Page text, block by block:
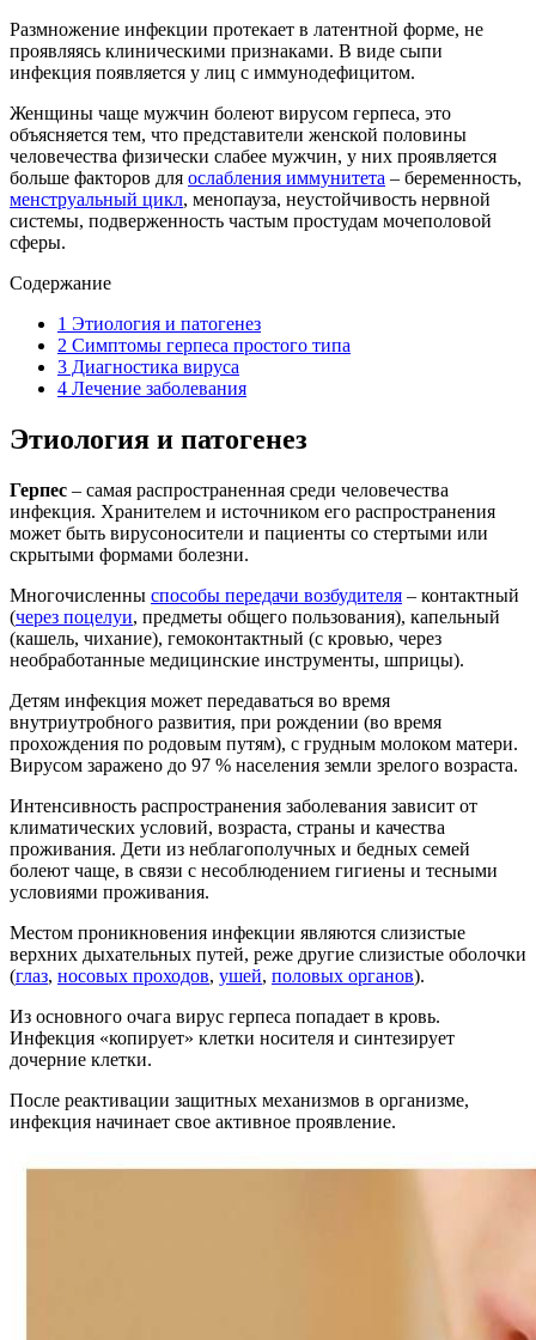
Размножение инфекции протекает в латентной форме, не
проявляясь клиническими признаками. В виде сыпи
инфекция появляется у лиц с иммунодефицитом.
Женщины чаще мужчин болеют вирусом герпеса, это
объясняется тем, что представители женской половины
человечества физически слабее мужчин, у них проявляется
больше факторов для ослабления иммунитета – беременность,
менструальный цикл, менопауза, неустойчивость нервной
системы, подверженность частым простудам мочеполовой
сферы.
Содержание
1 Этиология и патогенез
2 Симптомы герпеса простого типа
3 Диагностика вируса
4 Лечение заболевания
Этиология и патогенез
Герпес – самая распространенная среди человечества
инфекция. Хранителем и источником его распространения
может быть вирусоносители и пациенты со стертыми или
скрытыми формами болезни.
Многочисленны способы передачи возбудителя – контактный
(через поцелуи, предметы общего пользования), капельный
(кашель, чихание), гемоконтактный (с кровью, через
необработанные медицинские инструменты, шприцы).
Детям инфекция может передаваться во время
внутриутробного развития, при рождении (во время
прохождения по родовым путям), с грудным молоком матери.
Вирусом заражено до 97 % населения земли зрелого возраста.
Интенсивность распространения заболевания зависит от
климатических условий, возраста, страны и качества
проживания. Дети из неблагополучных и бедных семей
болеют чаще, в связи с несоблюдением гигиены и тесными
условиями проживания.
Местом проникновения инфекции являются слизистые
верхних дыхательных путей, реже другие слизистые оболочки
(глаз, носовых проходов, ушей, половых органов).
Из основного очага вирус герпеса попадает в кровь.
Инфекция «копирует» клетки носителя и синтезирует
дочерние клетки.
После реактивации защитных механизмов в организме,
инфекция начинает свое активное проявление.